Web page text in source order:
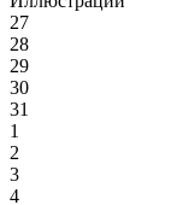
27
28
29
30
31
1
2
3
4